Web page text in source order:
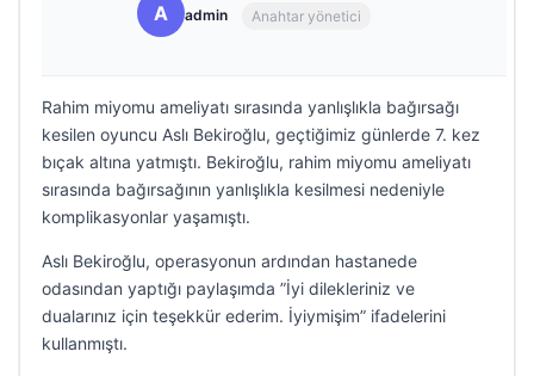
A admin Anahtar yönetici
Rahim miyomu ameliyatı sırasında yanlışlıkla bağırsağı
kesilen oyuncu Aslı Bekiroğlu, geçtiğimiz günlerde 7. kez
bıçak altına yatmıştı. Bekiroğlu, rahim miyomu ameliyatı
sırasında bağırsağının yanlışlıkla kesilmesi nedeniyle
komplikasyonlar yaşamıştı.
Aslı Bekiroğlu, operasyonun ardından hastanede
odasından yaptığı paylaşımda ”İyi dilekleriniz ve
dualarınız için teşekkür ederim. İyiymişim” ifadelerini
kullanmıştı.